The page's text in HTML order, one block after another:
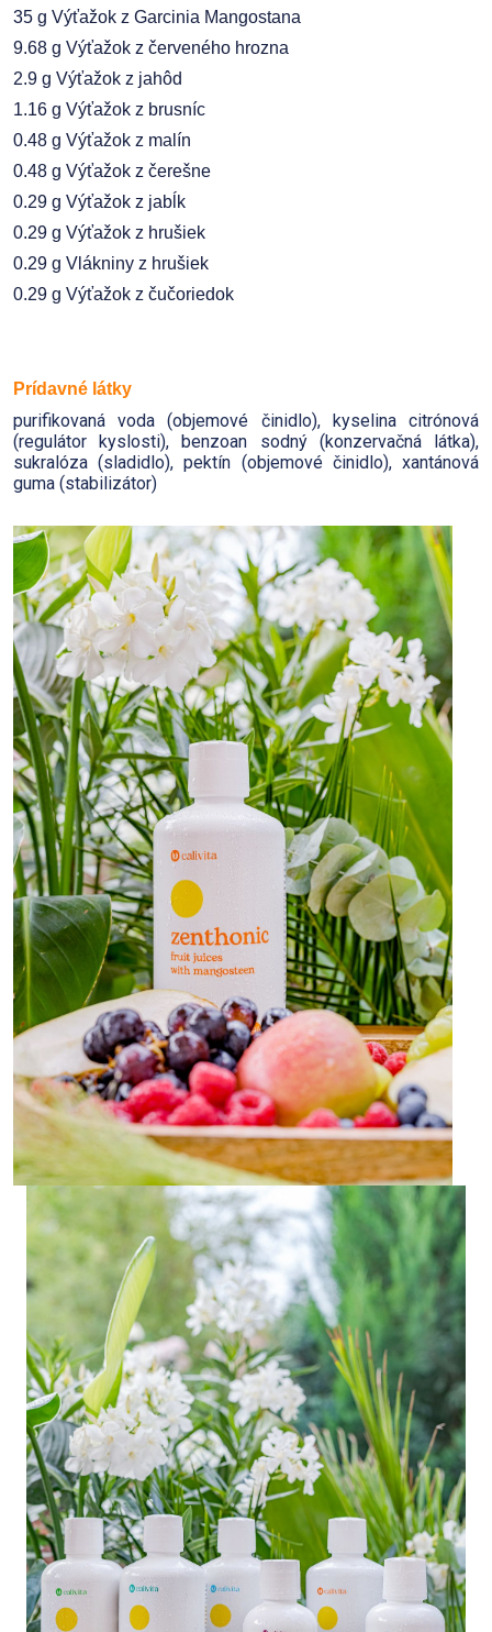
35 g Výťažok z Garcinia Mangostana
9.68 g Výťažok z červeného hrozna
2.9 g Výťažok z jahôd
1.16 g Výťažok z brusníc
0.48 g Výťažok z malín
0.48 g Výťažok z čerešne
0.29 g Výťažok z jabĺk
0.29 g Výťažok z hrušiek
0.29 g Vlákniny z hrušiek
0.29 g Výťažok z čučoriedok
Prídavné látky
purifikovaná voda (objemové činidlo), kyselina citrónová
(regulátor kyslosti), benzoan sodný (konzervačná látka),
sukralóza (sladidlo), pektín (objemové činidlo), xantánová
guma (stabilizátor)